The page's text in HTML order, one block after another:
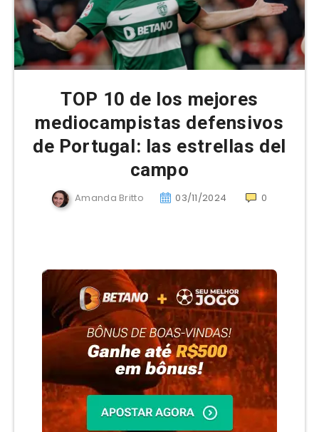
TOP 10 de los mejores
mediocampistas defensivos
de Portugal: las estrellas del
campo
Amanda Britto 03/11/2024 0